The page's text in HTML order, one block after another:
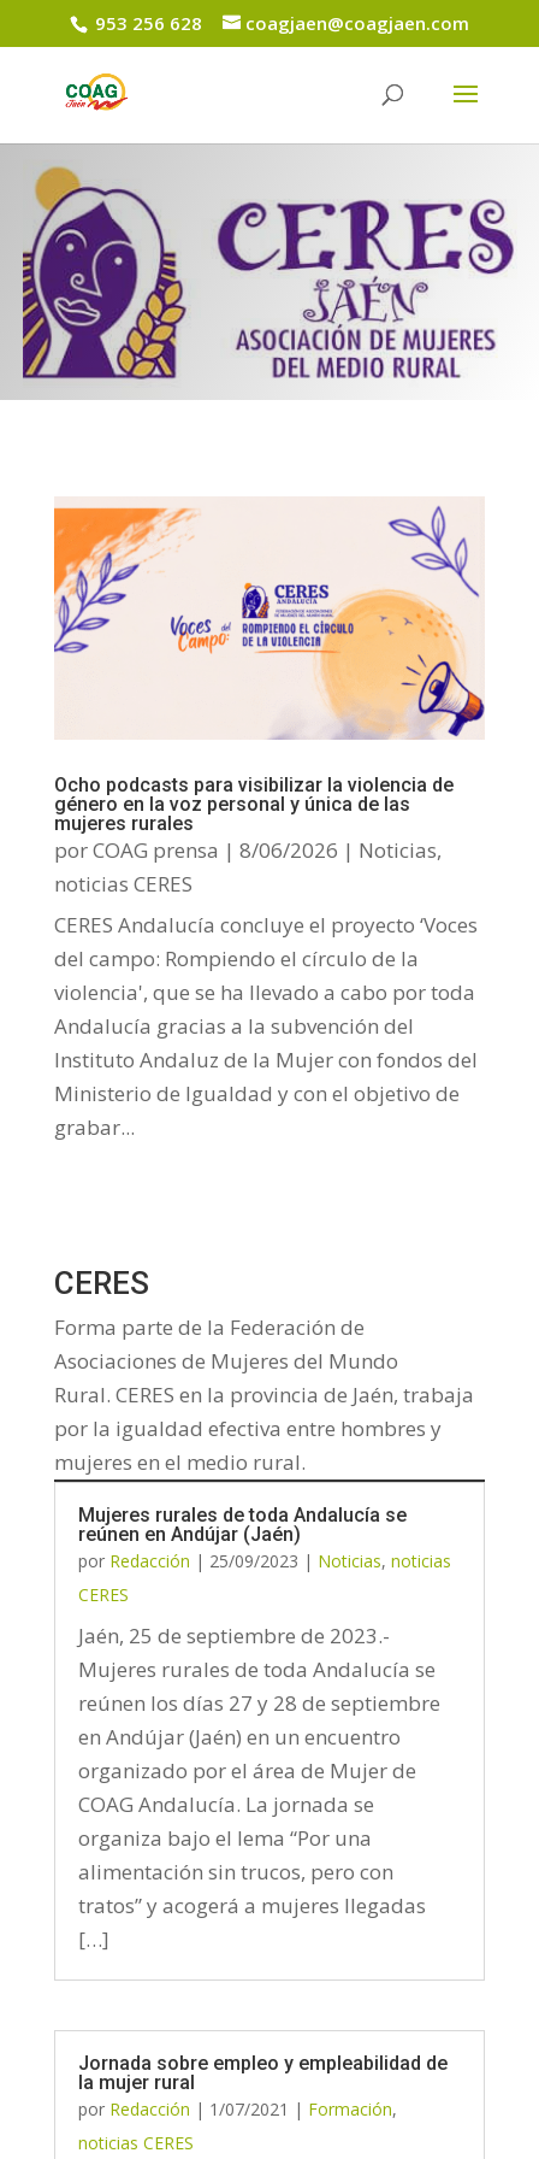
953 256 628 coagjaen@coagjaen.com
Ocho podcasts para visibilizar la violencia de
género en la voz personal y única de las
mujeres rurales
porCOAG prensa | 8/06/2026 | Noticias,
noticias CERES
CERES Andalucía concluye el proyecto ‘Voces
del campo: Rompiendo el círculo de la
violencia', que se ha llevado a cabo por toda
Andalucía gracias a la subvención del
Instituto Andaluz de la Mujer con fondos del
Ministerio de Igualdad y con el objetivo de
grabar...
CERES
Forma parte de la Federación de
Asociaciones de Mujeres del Mundo
Rural. CERES en la provincia de Jaén, trabaja
por la igualdad efectiva entre hombres y
mujeres en el medio rural.
Mujeres rurales de toda Andalucía se
reúnen en Andújar (Jaén)
por Redacción | 25/09/2023 | Noticias, noticias
CERES
Jaén, 25 de septiembre de 2023.-
Mujeres rurales de toda Andalucía se
reúnen los días 27 y 28 de septiembre
en Andújar (Jaén) en un encuentro
organizado por el área de Mujer de
COAG Andalucía. La jornada se
organiza bajo el lema “Por una
alimentación sin trucos, pero con
tratos” y acogerá a mujeres llegadas
[…]
Jornada sobre empleo y empleabilidad de
la mujer rural
por Redacción | 1/07/2021 | Formación,
noticias CERES